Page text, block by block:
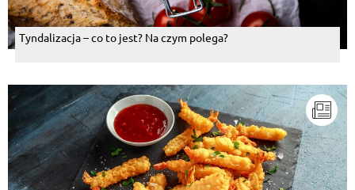
Tyndalizacja – co to jest? Na czym polega?